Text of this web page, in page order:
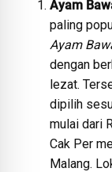
Ayam
paling
Ayam
dengan
lezat.
dipilih
mulai dari
Cak Per
Malang.